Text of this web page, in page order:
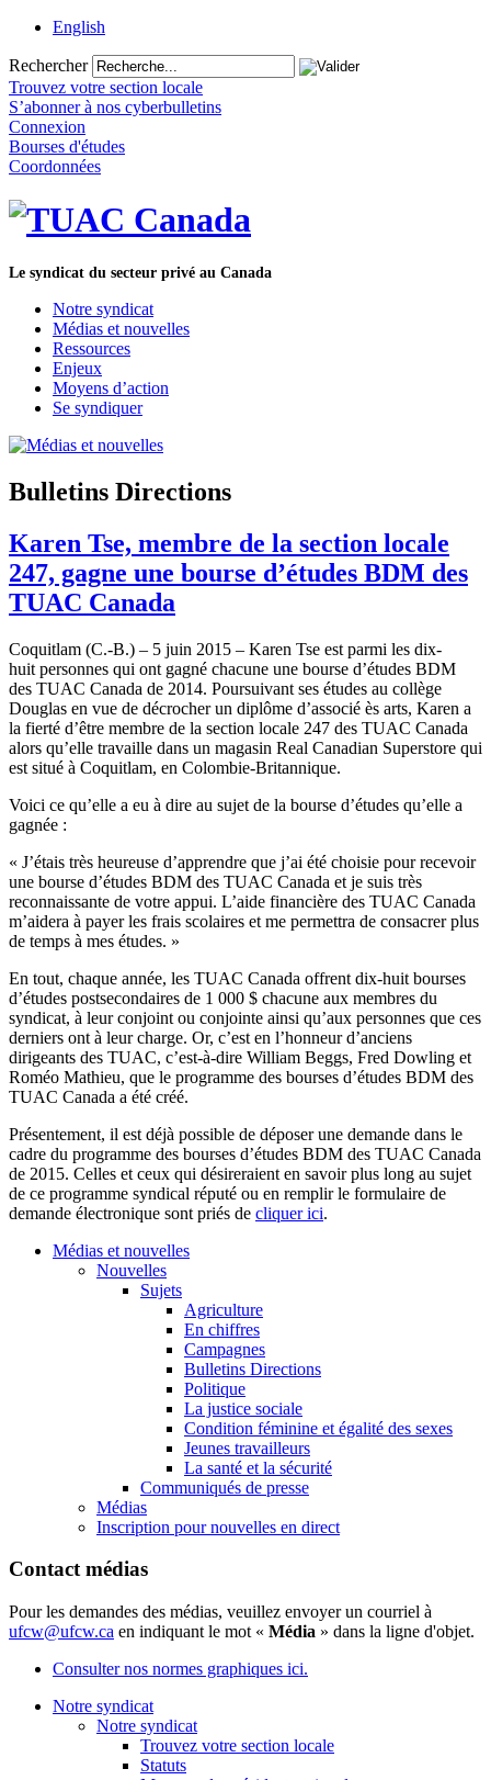
English
Rechercher
Trouvez votre section locale
S’abonner à nos cyberbulletins
Connexion
Bourses d'études
Coordonnées
Le syndicat du secteur privé au Canada
Notre syndicat
Médias et nouvelles
Ressources
Enjeux
Moyens d’action
Se syndiquer
Bulletins Directions
Karen Tse, membre de la section locale
247, gagne une bourse d’études BDM des
TUAC Canada
Coquitlam (C.-B.) – 5 juin 2015 – Karen Tse est parmi les dix-
huit personnes qui ont gagné chacune une bourse d’études BDM
des TUAC Canada de 2014. Poursuivant ses études au collège
Douglas en vue de décrocher un diplôme d’associé ès arts, Karen a
la fierté d’être membre de la section locale 247 des TUAC Canada
alors qu’elle travaille dans un magasin Real Canadian Superstore qui
est situé à Coquitlam, en Colombie-Britannique.
Voici ce qu’elle a eu à dire au sujet de la bourse d’études qu’elle a
gagnée :
« J’étais très heureuse d’apprendre que j’ai été choisie pour recevoir
une bourse d’études BDM des TUAC Canada et je suis très
reconnaissante de votre appui. L’aide financière des TUAC Canada
m’aidera à payer les frais scolaires et me permettra de consacrer plus
de temps à mes études. »
En tout, chaque année, les TUAC Canada offrent dix-huit bourses
d’études postsecondaires de 1 000 $ chacune aux membres du
syndicat, à leur conjoint ou conjointe ainsi qu’aux personnes que ces
derniers ont à leur charge. Or, c’est en l’honneur d’anciens
dirigeants des TUAC, c’est-à-dire William Beggs, Fred Dowling et
Roméo Mathieu, que le programme des bourses d’études BDM des
TUAC Canada a été créé.
Présentement, il est déjà possible de déposer une demande dans le
cadre du programme des bourses d’études BDM des TUAC Canada
de 2015. Celles et ceux qui désireraient en savoir plus long au sujet
de ce programme syndical réputé ou en remplir le formulaire de
demande électronique sont priés de cliquer ici.
Médias et nouvelles
Nouvelles
Sujets
Agriculture
En chiffres
Campagnes
Bulletins Directions
Politique
La justice sociale
Condition féminine et égalité des sexes
Jeunes travailleurs
La santé et la sécurité
Communiqués de presse
Médias
Inscription pour nouvelles en direct
Contact médias
Pour les demandes des médias, veuillez envoyer un courriel à
ufcw@ufcw.ca en indiquant le mot « Média » dans la ligne d'objet.
Consulter nos normes graphiques ici.
Notre syndicat
Notre syndicat
Trouvez votre section locale
Statuts